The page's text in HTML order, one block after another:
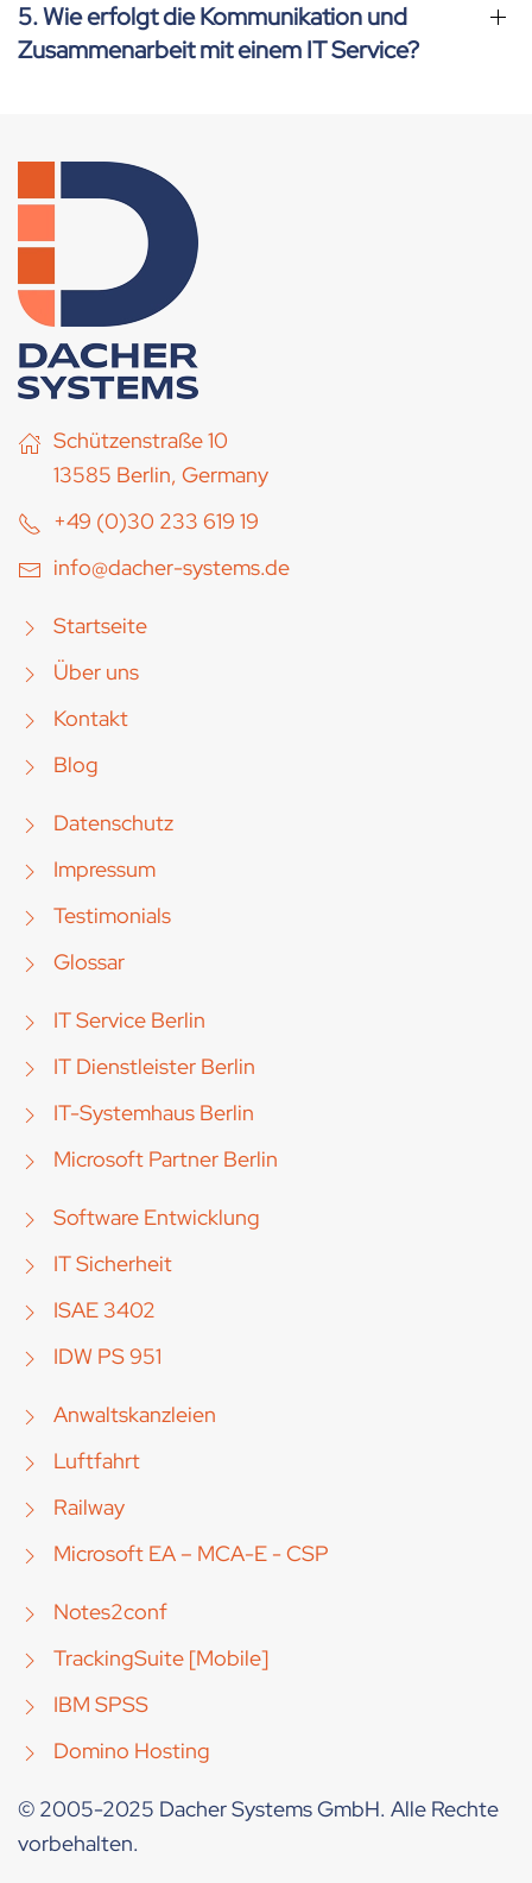
5. Wie erfolgt die Kommunikation und
Zusammenarbeit mit einem IT Service?
Schützenstraße 10
13585 Berlin, Germany
+49 (0)30 233 619 19
info@dacher-systems.de
Startseite
Über uns
Kontakt
Blog
Datenschutz
Impressum
Testimonials
Glossar
IT Service Berlin
IT Dienstleister Berlin
IT-Systemhaus Berlin
Microsoft Partner Berlin
Software Entwicklung
IT Sicherheit
ISAE 3402
IDW PS 951
Anwaltskanzleien
Luftfahrt
Railway
Microsoft EA – MCA-E - CSP
Notes2conf
TrackingSuite [Mobile]
IBM SPSS
Domino Hosting
© 2005-2025 Dacher Systems GmbH. Alle Rechte
vorbehalten.